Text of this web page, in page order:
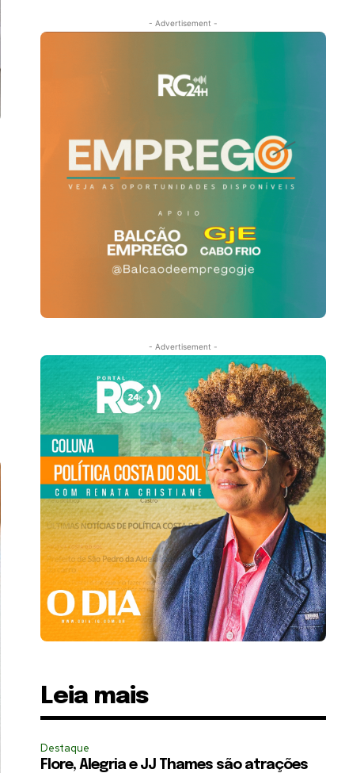
- Advertisement -
- Advertisement -
Leia mais
Destaque
Flore, Alegria e JJ Thames são atrações